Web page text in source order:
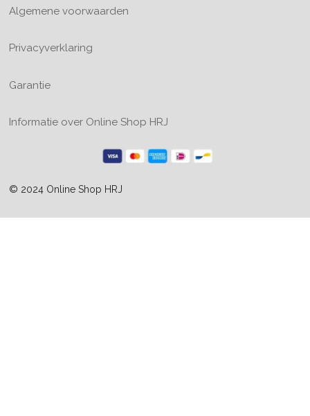
Algemene voorwaarden
Privacyverklaring
Garantie
Informatie over Online Shop HRJ
© 2024 Online Shop HRJ